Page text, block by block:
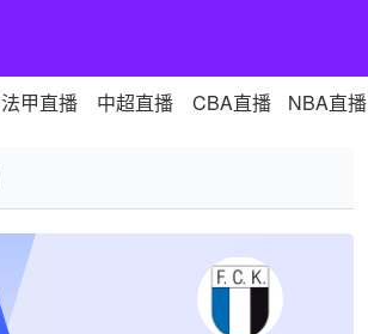
法甲直播 中超直播 CBA直播 NBA直播